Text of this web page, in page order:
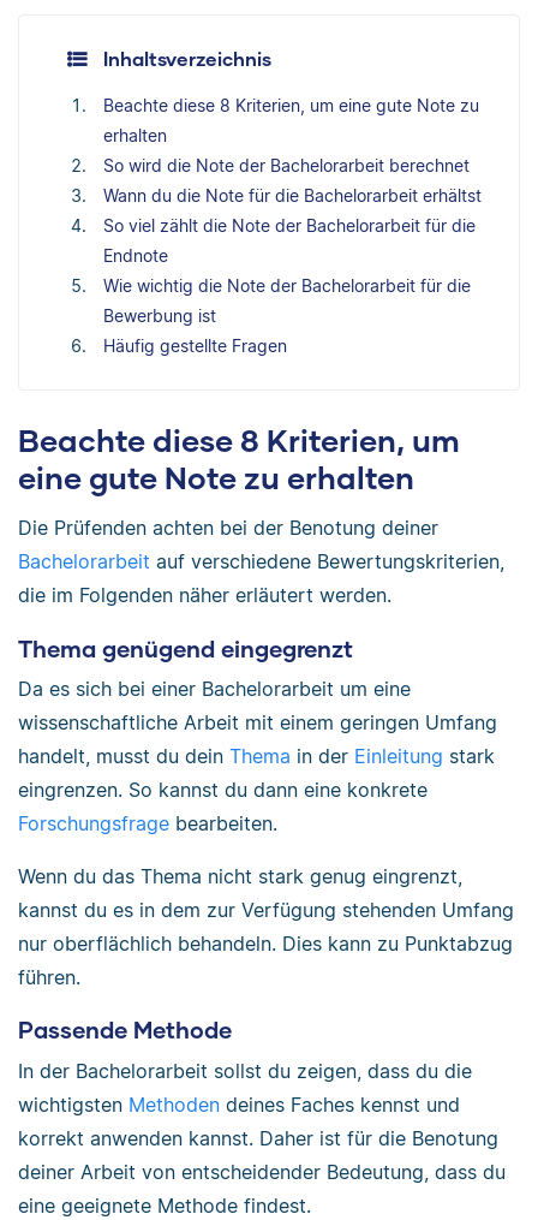
Inhaltsverzeichnis
Beachte diese 8 Kriterien, um eine gute Note zu
erhalten
So wird die Note der Bachelorarbeit berechnet
Wann du die Note für die Bachelorarbeit erhältst
So viel zählt die Note der Bachelorarbeit für die
Endnote
Wie wichtig die Note der Bachelorarbeit für die
Bewerbung ist
Häufig gestellte Fragen
Beachte diese 8 Kriterien, um
eine gute Note zu erhalten
Die Prüfenden achten bei der Benotung deiner
Bachelorarbeit auf verschiedene Bewertungskriterien,
die im Folgenden näher erläutert werden.
Thema genügend eingegrenzt
Da es sich bei einer Bachelorarbeit um eine
wissenschaftliche Arbeit mit einem geringen Umfang
handelt, musst du dein Thema in der Einleitung stark
eingrenzen. So kannst du dann eine konkrete
Forschungsfrage bearbeiten.
Wenn du das Thema nicht stark genug eingrenzt,
kannst du es in dem zur Verfügung stehenden Umfang
nur oberflächlich behandeln. Dies kann zu Punktabzug
führen.
Passende Methode
In der Bachelorarbeit sollst du zeigen, dass du die
wichtigsten Methoden deines Faches kennst und
korrekt anwenden kannst. Daher ist für die Benotung
deiner Arbeit von entscheidender Bedeutung, dass du
eine geeignete Methode findest.